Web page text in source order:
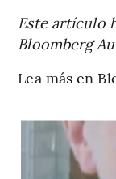
Este artículo
Bloomberg
Lea más en